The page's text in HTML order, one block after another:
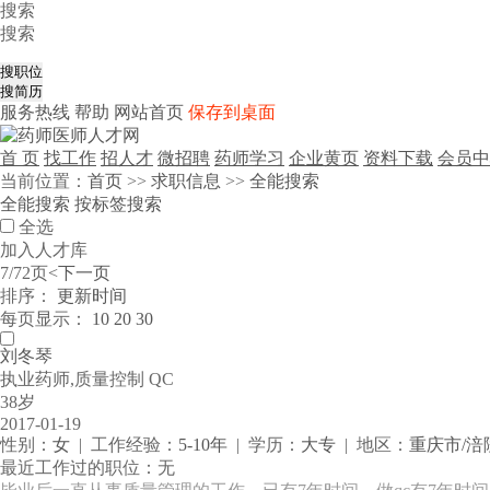
搜索
搜索
服务热线 帮助 网站首页 保存到桌面
首 页 找工作 招人才 微招聘 药师学习 企业黄页 资料下载 会员
当前位置： 首页 >> 求职信息 >> 全能搜索
全能搜索 按标签搜索
全选
加入人才库
7/72页<下一页
排序：
更新时间
每页显示：
10 20 30
刘冬琴
执业药师,质量控制 QC
38岁
2017-01-19
性别： 女 | 工作经验： 5-10年 | 学历： 大专 | 地区： 重庆市/涪
最近工作过的职位：无